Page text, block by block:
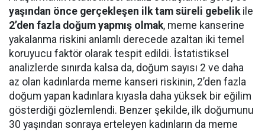
yaşından önce gerçekleşen ilk tam süreli gebelikile
2’den fazla doğum yapmış olmak, meme kanserine
yakalanma riskini anlamlı derecede azaltan iki temel
koruyucu faktör olarak tespit edildi. İstatistiksel
analizlerde sınırda kalsa da, doğum sayısı 2 ve daha
az olan kadınlarda meme kanseri riskinin, 2’den fazla
doğum yapan kadınlara kıyasla daha yüksek bir eğilim
gösterdiği gözlemlendi. Benzer şekilde, ilk doğumunu
30 yaşından sonraya erteleyen kadınların da meme